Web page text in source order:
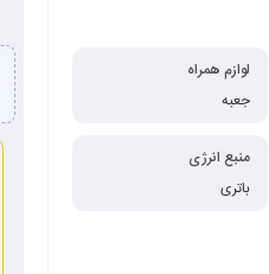
لوازم همراه
جعبه
منبع انرژی
باتری